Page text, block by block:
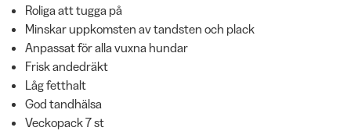
Roliga att tugga på
Minskar uppkomsten av tandsten och plack
Anpassat för alla vuxna hundar
Frisk andedräkt
Låg fetthalt
God tandhälsa
Veckopack 7 st